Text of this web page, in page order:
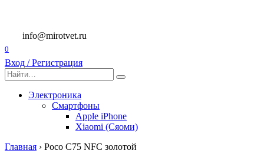
содержанию
info@mirotvet.ru
0
Вход / Регистрация
Search
for:
Электроника
Смартфоны
Apple iPhone
Xiaomi (Сяоми)
Главная › Poco C75 NFC золотой